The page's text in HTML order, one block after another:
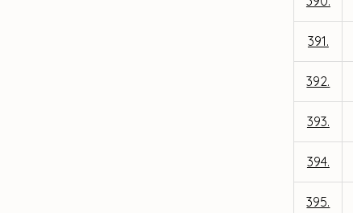
391.
392.
393.
394.
395.